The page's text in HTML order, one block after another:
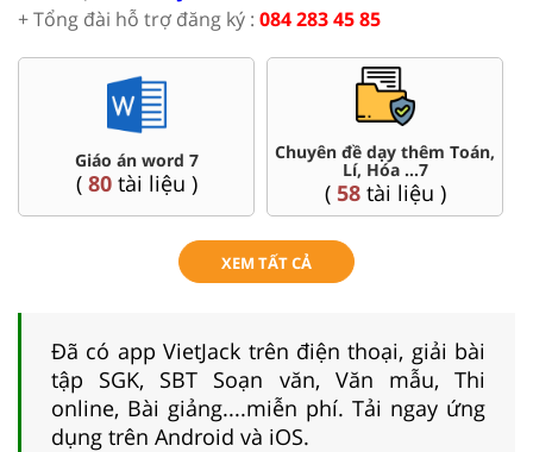
+ Tổng đài hỗ trợ đăng ký : 084 283 45 85
Giáo án word 7
( 80tài liệu )
Chuyên đề dạy thêm Toán,
Lí, Hóa ...7
( 58tài liệu )
XEM TẤT CẢ
Đã có app VietJack trên điện thoại, giải bài
tập SGK, SBT Soạn văn, Văn mẫu, Thi
online, Bài giảng....miễn phí. Tải ngay ứng
dụng trên Android và iOS.